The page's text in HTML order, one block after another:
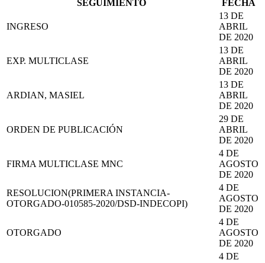
SEGUIMIENTO FECHA
INGRESO
13 DE
ABRIL
DE 2020
EXP. MULTICLASE
13 DE
ABRIL
DE 2020
ARDIAN, MASIEL
13 DE
ABRIL
DE 2020
ORDEN DE PUBLICACIÓN
29 DE
ABRIL
DE 2020
FIRMA MULTICLASE MNC
4 DE
AGOSTO
DE 2020
RESOLUCION(PRIMERA INSTANCIA-
OTORGADO-010585-2020/DSD-INDECOPI)
4 DE
AGOSTO
DE 2020
OTORGADO
4 DE
AGOSTO
DE 2020
4 DE